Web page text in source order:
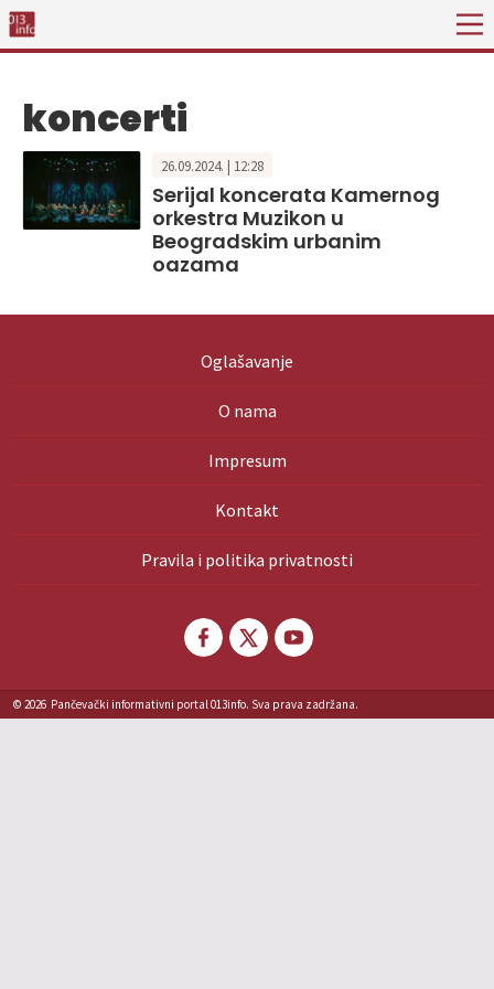
koncerti
26.09.2024. | 12:28
Serijal koncerata Kamernog
orkestra Muzikon u
Beogradskim urbanim
oazama
Oglašavanje
O nama
Impresum
Kontakt
Pravila i politika privatnosti
© 2026 Pančevački informativni portal 013info. Sva prava zadržana.